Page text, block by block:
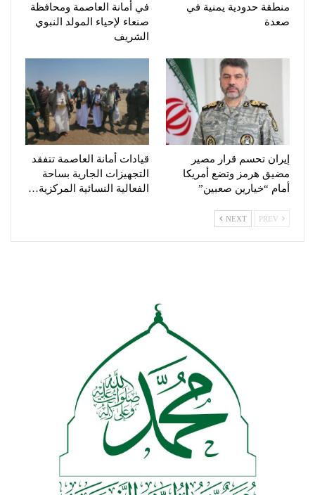
منطقة حدودية يمنية في
صعدة
في أمانة العاصمة ومحافظة
صنعاء لإحياء المولد النبوي
الشريف
إيران تحسم قرار مصير
مضيق هرمز وتضع أمريكا
أمام “خيارين صعبين”
قيادات أمانة العاصمة تتفقد
التجهيزات الجارية بساحة
الفعالية النسائية المركزية…
NEXT